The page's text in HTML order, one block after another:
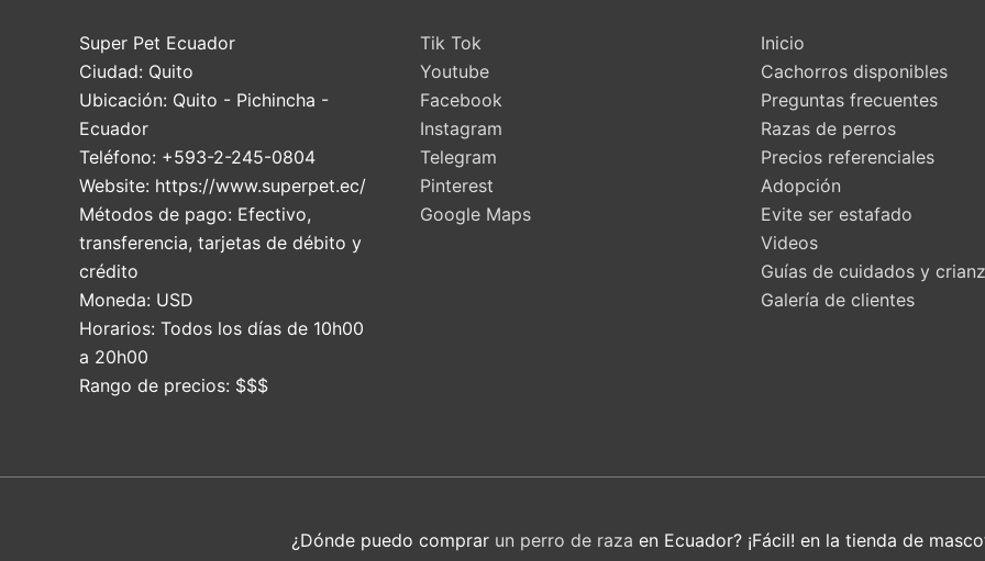
Super Pet Ecuador
Ciudad: Quito
Ubicación: Quito - Pichincha -
Ecuador
Teléfono: +593-2-245-0804
Website: https://www.superpet.ec/
Métodos de pago: Efectivo,
transferencia, tarjetas de débito y
crédito
Moneda: USD
Horarios: Todos los días de 10h00
a 20h00
Rango de precios: $$$
Tik Tok
Youtube
Facebook
Instagram
Telegram
Pinterest
Google Maps
Inicio
Cachorros disponibles
Preguntas frecuentes
Razas de perros
Precios referenciales
Adopción
Evite ser estafado
Videos
Guías de cuidados y
Galería de clientes
¿Dónde puedo comprar un perro de raza en Ecuador? ¡Fácil! en la tienda de